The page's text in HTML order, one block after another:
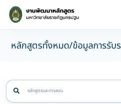
หลักสูตรทั้งหมด/ข้อมูลการรับ